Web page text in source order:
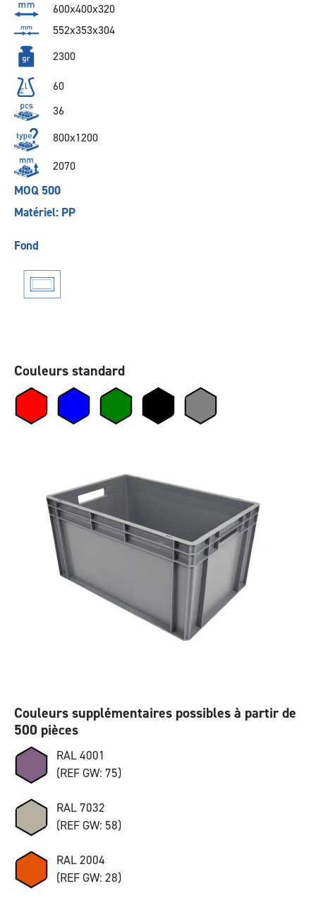
600x400x320
552x353x304
2300
60
36
800x1200
2070
MOQ 500
Matériel: PP
Fond
Couleurs standard
Couleurs supplémentaires possibles à partir de
500 pièces
RAL 4001
(REF GW: 75)
RAL 7032
(REF GW: 58)
RAL 2004
(REF GW: 28)